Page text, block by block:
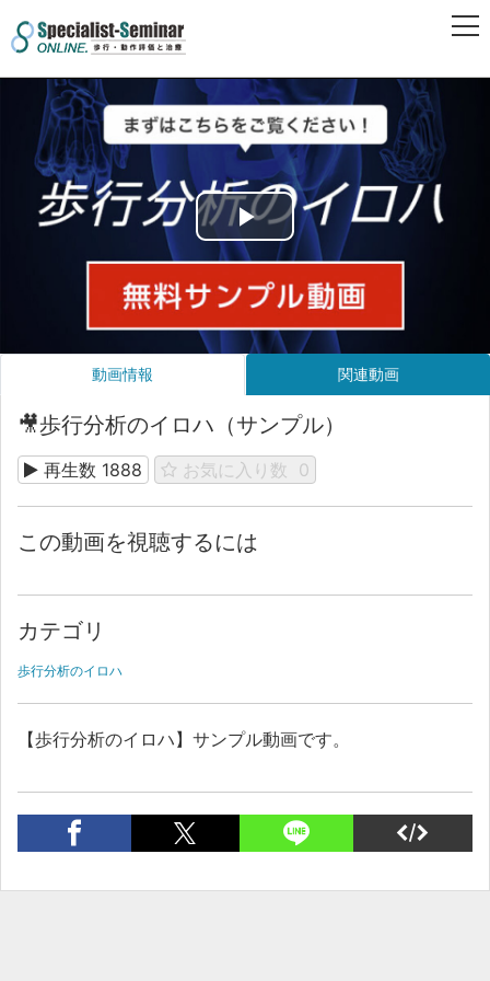
Play
Video
動画情報 関連動画
🎥歩行分析のイロハ（サンプル）
再生数 1888 お気に入り数 0
この動画を視聴するには
カテゴリ
歩行分析のイロハ
【歩行分析のイロハ】サンプル動画です。